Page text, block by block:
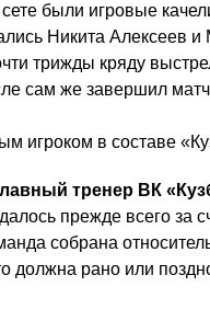
были игровые
Никита Алексеев
трижды кряду
сам же завершил
игроком в составе
тренер ВК
прежде всего за
собрана
должна рано или